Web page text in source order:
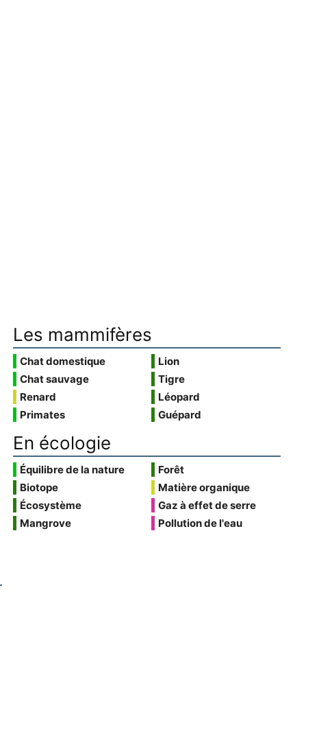
Les mammifères
Chat domestique
Chat sauvage
Renard
Primates
Lion
Tigre
Léopard
Guépard
En écologie
Équilibre de la nature
Biotope
Écosystème
Mangrove
Forêt
Matière organique
Gaz à effet de serre
Pollution de l'eau